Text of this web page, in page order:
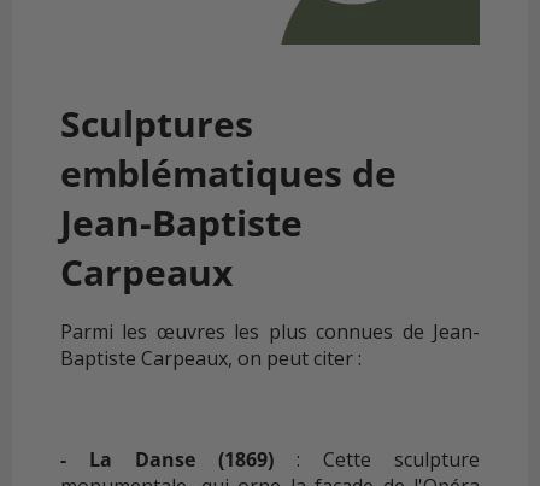
Sculptures
emblématiques de
Jean-Baptiste
Carpeaux
Parmi les œuvres les plus connues de Jean-
Baptiste Carpeaux, on peut citer :
- La Danse (1869) : Cette sculpture